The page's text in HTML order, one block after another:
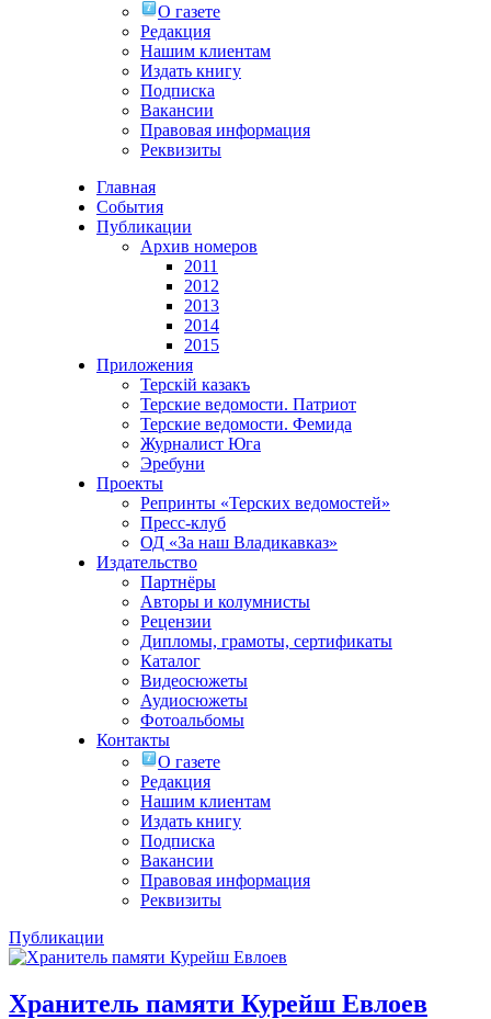
О газете
Редакция
Нашим клиентам
Издать книгу
Подписка
Вакансии
Правовая информация
Реквизиты
Главная
События
Публикации
Архив номеров
2011
2012
2013
2014
2015
Приложения
Терскiй казакъ
Терские ведомости. Патриот
Терские ведомости. Фемида
Журналист Юга
Эребуни
Проекты
Репринты «Терских ведомостей»
Пресс-клуб
ОД «За наш Владикавказ»
Издательство
Партнёры
Авторы и колумнисты
Рецензии
Дипломы, грамоты, сертификаты
Каталог
Видеосюжеты
Аудиосюжеты
Фотоальбомы
Контакты
О газете
Редакция
Нашим клиентам
Издать книгу
Подписка
Вакансии
Правовая информация
Реквизиты
Публикации
Хранитель памяти Курейш Евлоев